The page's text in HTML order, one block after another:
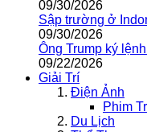
09/30/2026
Sập trường ở
09/30/2026
Ông Trump ký
09/22/2026
Giải Trí
Điện Ảnh
Phim
Du Lịch